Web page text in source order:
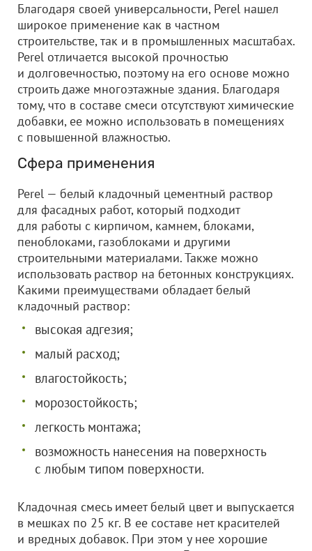
Благодаря своей универсальности, Perel нашел
широкое применение как в частном
строительстве, так и в промышленных масштабах.
Perel отличается высокой прочностью
и долговечностью, поэтому на его основе можно
строить даже многоэтажные здания. Благодаря
тому, что в составе смеси отсутствуют химические
добавки, ее можно использовать в помещениях
с повышенной влажностью.
Сфера применения
Perel — белый кладочный цементный раствор
для фасадных работ, который подходит
для работы с кирпичом, камнем, блоками,
пеноблоками, газоблоками и другими
строительными материалами. Также можно
использовать раствор на бетонных конструкциях.
Какими преимуществами обладает белый
кладочный раствор:
высокая адгезия;
малый расход;
влагостойкость;
морозостойкость;
легкость монтажа;
возможность нанесения на поверхность
с любым типом поверхности.
Кладочная смесь имеет белый цвет и выпускается
в мешках по 25 кг. В ее составе нет красителей
и вредных добавок. При этом у нее хорошие